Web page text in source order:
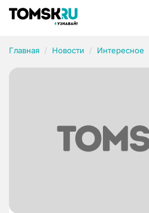
Главная Новости Интересное